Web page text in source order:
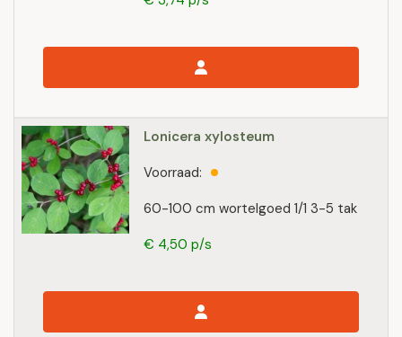
Lonicera xylosteum
60-100 cm wortelgoed 1/1 3-5 tak
Voorraad:
€ 4,50 p/s